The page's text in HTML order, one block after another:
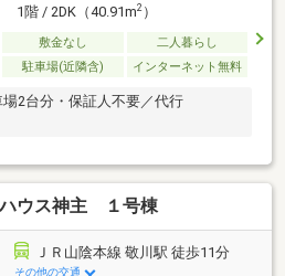
1階 / 2DK（40.91m2）
敷金なし
二人暮らし
駐車場(近隣含) インターネット無料
2台分・保証人不要／代行
ハウス神主 １号棟
ＪＲ山陰本線 敬川駅 徒歩11分
その他の交通